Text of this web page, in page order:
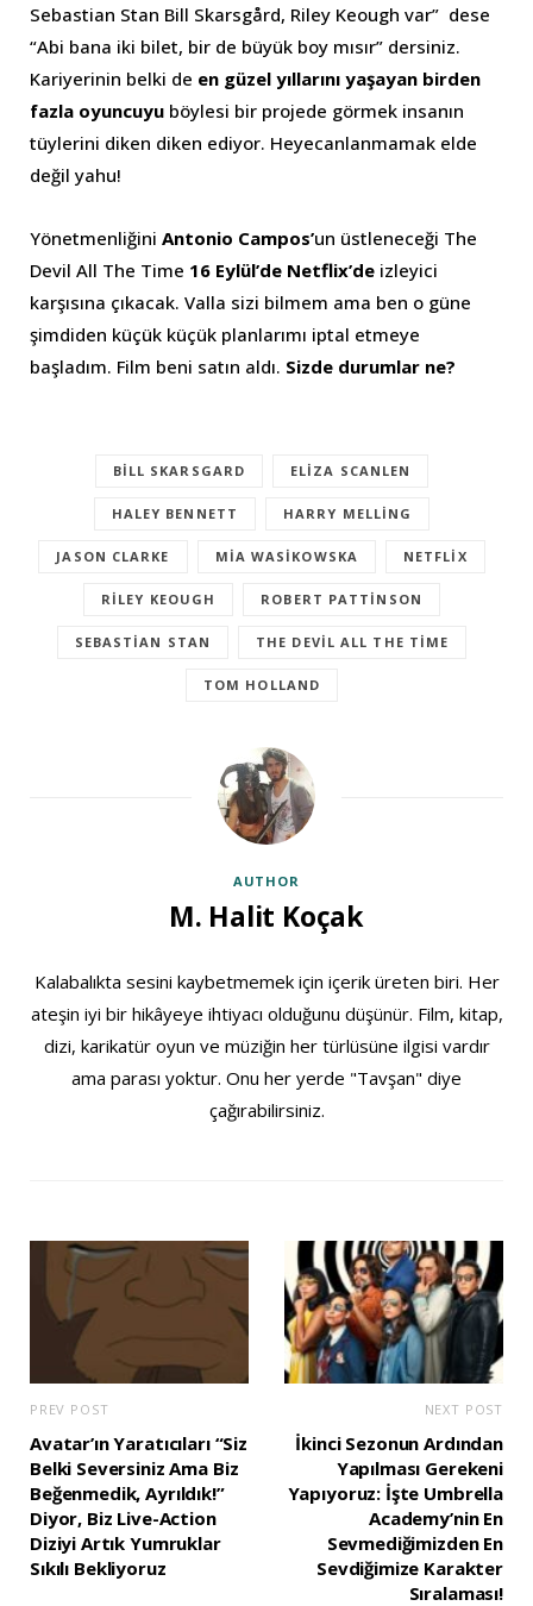
Sebastian Stan Bill Skarsgård, Riley Keough var” dese
“Abi bana iki bilet, bir de büyük boy mısır” dersiniz.
Kariyerinin belki de en güzel yıllarını yaşayan birden
fazla oyuncuyu böylesi bir projede görmek insanın
tüylerini diken diken ediyor. Heyecanlanmamak elde
değil yahu!
Yönetmenliğini Antonio Campos’un üstleneceği The
Devil All The Time 16 Eylül’de Netflix’de izleyici
karşısına çıkacak. Valla sizi bilmem ama ben o güne
şimdiden küçük küçük planlarımı iptal etmeye
başladım. Film beni satın aldı. Sizde durumlar ne?
BILL SKARSGARD ELIZA SCANLEN
HALEY BENNETT HARRY MELLING
JASON CLARKE MIA WASIKOWSKA NETFLIX
RILEY KEOUGH ROBERT PATTINSON
SEBASTIAN STAN THE DEVIL ALL THE TIME
TOM HOLLAND
AUTHOR
M. Halit Koçak
Kalabalıkta sesini kaybetmemek için içerik üreten biri. Her
ateşin iyi bir hikâyeye ihtiyacı olduğunu düşünür. Film, kitap,
dizi, karikatür oyun ve müziğin her türlüsüne ilgisi vardır
ama parası yoktur. Onu her yerde "Tavşan" diye
çağırabilirsiniz.
PREV POST
Avatar’ın Yaratıcıları “Siz
Belki Seversiniz Ama Biz
Beğenmedik, Ayrıldık!”
Diyor, Biz Live-Action
Diziyi Artık Yumruklar
Sıkılı Bekliyoruz
NEXT POST
İkinci Sezonun Ardından
Yapılması Gerekeni
Yapıyoruz: İşte Umbrella
Academy’nin En
Sevmediğimizden En
Sevdiğimize Karakter
Sıralaması!